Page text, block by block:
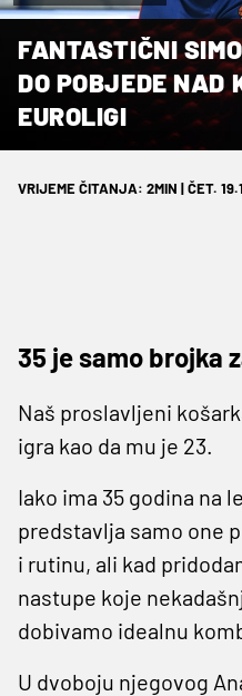
FANTASTIČNI
DO POBJEDE NAD
EUROLIGI
VRIJEME ČITANJA: 2MIN | ČET.
35 je samo brojka
Naš proslavljeni
igra kao da mu je 23.
Iako ima 35 godina na
predstavlja samo one
i rutinu, ali kad
nastupe koje
dobivamo idealnu
U dvoboju njegovog